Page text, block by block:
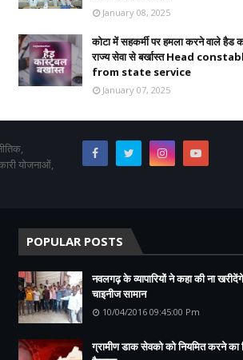
January 08, 2025
कोटा में सहकर्मी पर हमला करने वाले हैड
राज्य सेवा से बर्खास्त Head
from state service
January 07, 2025
योजनाओं,
POPULAR POSTS
नवलगढ़ के व्यापारियों ने कहा की ना
चाइनीज सामान
10/04/2016 09:45:00 Pm
ग्रामीण डाक सेवको को नियमित करने का